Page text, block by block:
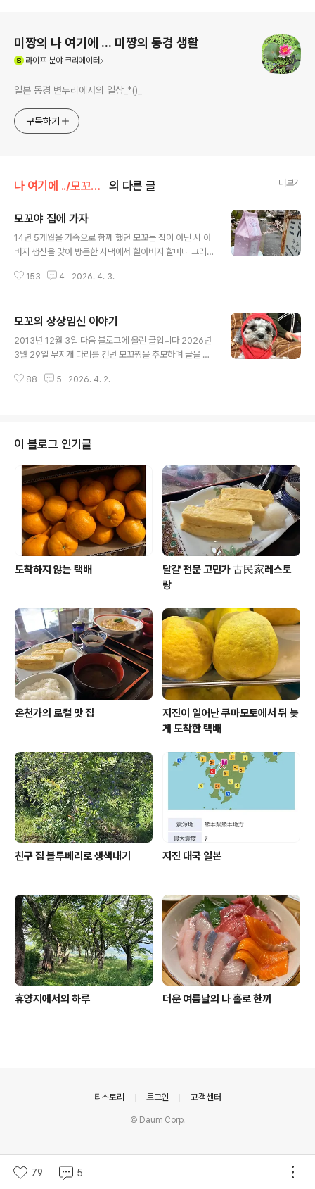
미짱의 나 여기에 ... 미짱의 동경 생활
라이프분야 크리에이터
일본 동경 변두리에서의 일상_*()_
구독하기
나 여기에 ../모꼬짱 이야기 의 다른 글 더보기
모꼬야 집에 가자
14년 5개월을 가족으로 함께 했던 모꼬는 집이 아닌 시 아
버지 생신을 맞아 방문한 시댁에서 힐아버지 할머니 그리
무지개다리를 떠났다 내가 안고 있다가 모꼬를 감싸고 있
간 숨을 거뒀다 참 욕심도 많은 아이 …내 품에 아빠품에 다
안겨보고서는 아주 편안하게 떠나갔다 집이 아닌 시댁에서
눈을 감았지만 동경으로 돌아와 집에서 장례를 치울까도
아이..할머니 할아버지와 다 함께 장례를 치르는 게 나을 것
153 4 2026. 4. 3.
모꼬의 상상임신 이야기
2013년 12월 3일 다음 블로그에 올린 글입니다 2026년
3월 29일 무지개 다리를 건넌 모꼬짱을 추모하며 글을 옮
의 갑작스럽게 오른쪽 뒷다리 마비가 와서 병원을 정기적
를 했었다.강아지는 6개월에 1번 생리를 하니까고로 1월
이나 2월에 생리 예정이라고 답했더니모꼬를 이리 저리 살
펴 보신다 그리곤 선생님의 결론 : 모꼬가 지금 상상 임신중
이네요...???? 개가 상상임신을..... 선생님의 설명으론 모꼬
의 뇌가 자기가 지금 임신을 했다고 착각을 하고 있다고 한
다..
88 5 2026. 4. 2.
이 블로그 인기글
도착하지 않는 택배
달걀 전문 고민가 古民家레스토
랑
온천가의 로컬 맛 집
지진이 일어난 쿠마모토에서 뒤 늦
게 도착한 택배
친구 집 블루베리로 생색내기 지진 대국 일본
휴양지에서의 하루 더운 여름날의 나 홀로 한끼
79 5
티스토리 로그인 고객센터
© Daum Corp.